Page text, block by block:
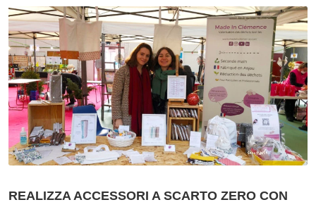
REALIZZA ACCESSORI A SCARTO ZERO CON